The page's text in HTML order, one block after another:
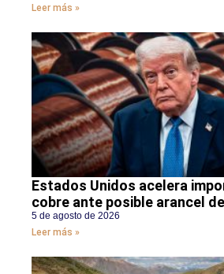
Leer más »
Estados Unidos acelera
cobre ante posible arancel
5 de agosto de 2026
Leer más »